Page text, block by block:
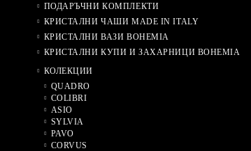
ПОДАРЪЧНИ КОМПЛЕКТИ
КРИСТАЛНИ ЧАШИ MADE IN ITALY
КРИСТАЛНИ ВАЗИ BOHEMIA
КРИСТАЛНИ КУПИ И ЗАХАРНИЦИ BOHEMIA
КОЛЕКЦИИ
QUADRO
COLIBRI
ASIO
SYLVIA
PAVO
CORVUS